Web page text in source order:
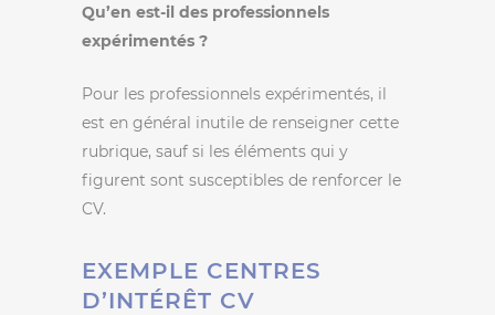
Qu’en est-il des professionnels
expérimentés ?
Pour les professionnels expérimentés, il
est en général inutile de renseigner cette
rubrique, sauf si les éléments qui y
figurent sont susceptibles de renforcer le
CV.
EXEMPLE CENTRES
D’INTÉRÊT CV